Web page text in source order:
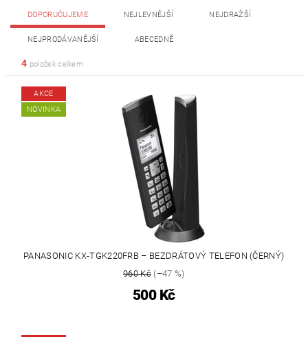
DOPORUČUJEME NEJLEVNĚJŠÍ NEJDRAŽŠÍ
NEJPRODÁVANĚJŠÍ ABECEDNĚ
4 položek celkem
AKCE
NOVINKA
PANASONIC KX-TGK220FRB – BEZDRÁTOVÝ TELEFON (ČERNÝ)
960 Kč(–47 %)
500 Kč